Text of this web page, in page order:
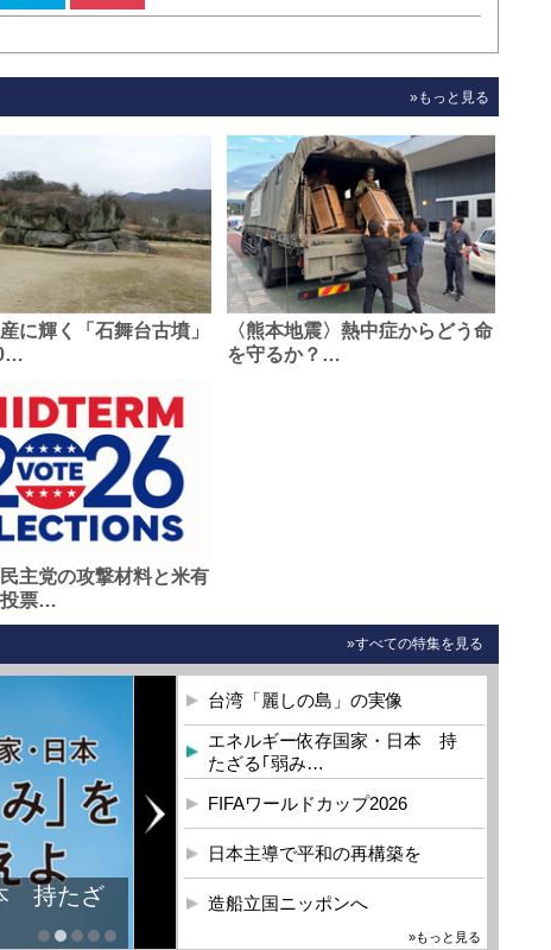
»もっと見る
に輝く「石舞台古墳」
〈熊本地震〉熱中症からどう命
を守るか？…
主党の攻撃材料と米有
票…
»すべての特集を見る
持たざ
台湾「麗しの島」の実像
エネルギー依存国家・日本 持
たざる｢弱み…
FIFAワールドカップ2026
日本主導で平和の再構築を
造船立国ニッポンへ
»もっと見る